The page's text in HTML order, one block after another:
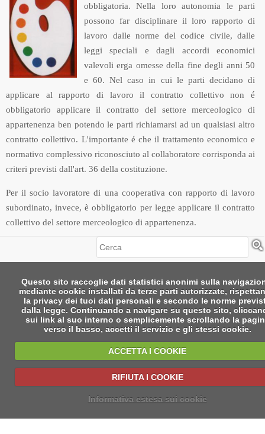
obbligatoria. Nella loro autonomia le parti
possono far disciplinare il loro rapporto di
lavoro dalle norme del codice civile, dalle
leggi speciali e dagli accordi economici
valevoli erga omesse della fine degli anni 50
e 60. Nel caso in cui le parti decidano di
applicare al rapporto di lavoro il contratto collettivo non é
obbligatorio applicare il contratto del settore merceologico di
appartenenza ben potendo le parti richiamarsi ad un qualsiasi altro
contratto collettivo. L'importante é che il trattamento economico e
normativo complessivo riconosciuto al collaboratore corrisponda ai
criteri previsti dall'art. 36 della costituzione.
Per il socio lavoratore di una cooperativa con rapporto di lavoro
subordinato, invece, è obbligatorio per legge applicare il contratto
collettivo del settore merceologico di appartenenza.
Cerca
Questo sito raccoglie dati statistici anonimi sulla
mediante cookie installati da terze parti autorizzate,
la privacy dei tuoi dati personali e secondo le norme
dalla legge. Continuando a navigare su questo sito,
sui link al suo interno o semplicemente scrollando la
verso il basso, accetti il servizio e gli stessi cookie.
ACCETTA I COOKIE
RIFIUTA I COOKIE
Informativa estesa sui cookie